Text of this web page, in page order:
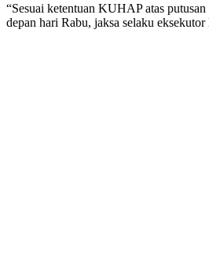
“Sesuai ketentuan KUHAP atas
depan hari Rabu, jaksa selaku